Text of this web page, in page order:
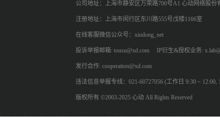
公司地址：上海市静安区万荣路700号A1 心动网络股份
注册地址：上海市闵行区东川路555号戊楼1166室
在线客服微信公众号：xindong_net
投诉举报邮箱: tousu@xd.com IP衍生&授权业务:
发行合作: cooperation@xd.com
违法信息举报专线：021-60727056 (工作日 9:30 ~ 12:00,
版权所有 ©2003-2025 心动 All Rights Reserved